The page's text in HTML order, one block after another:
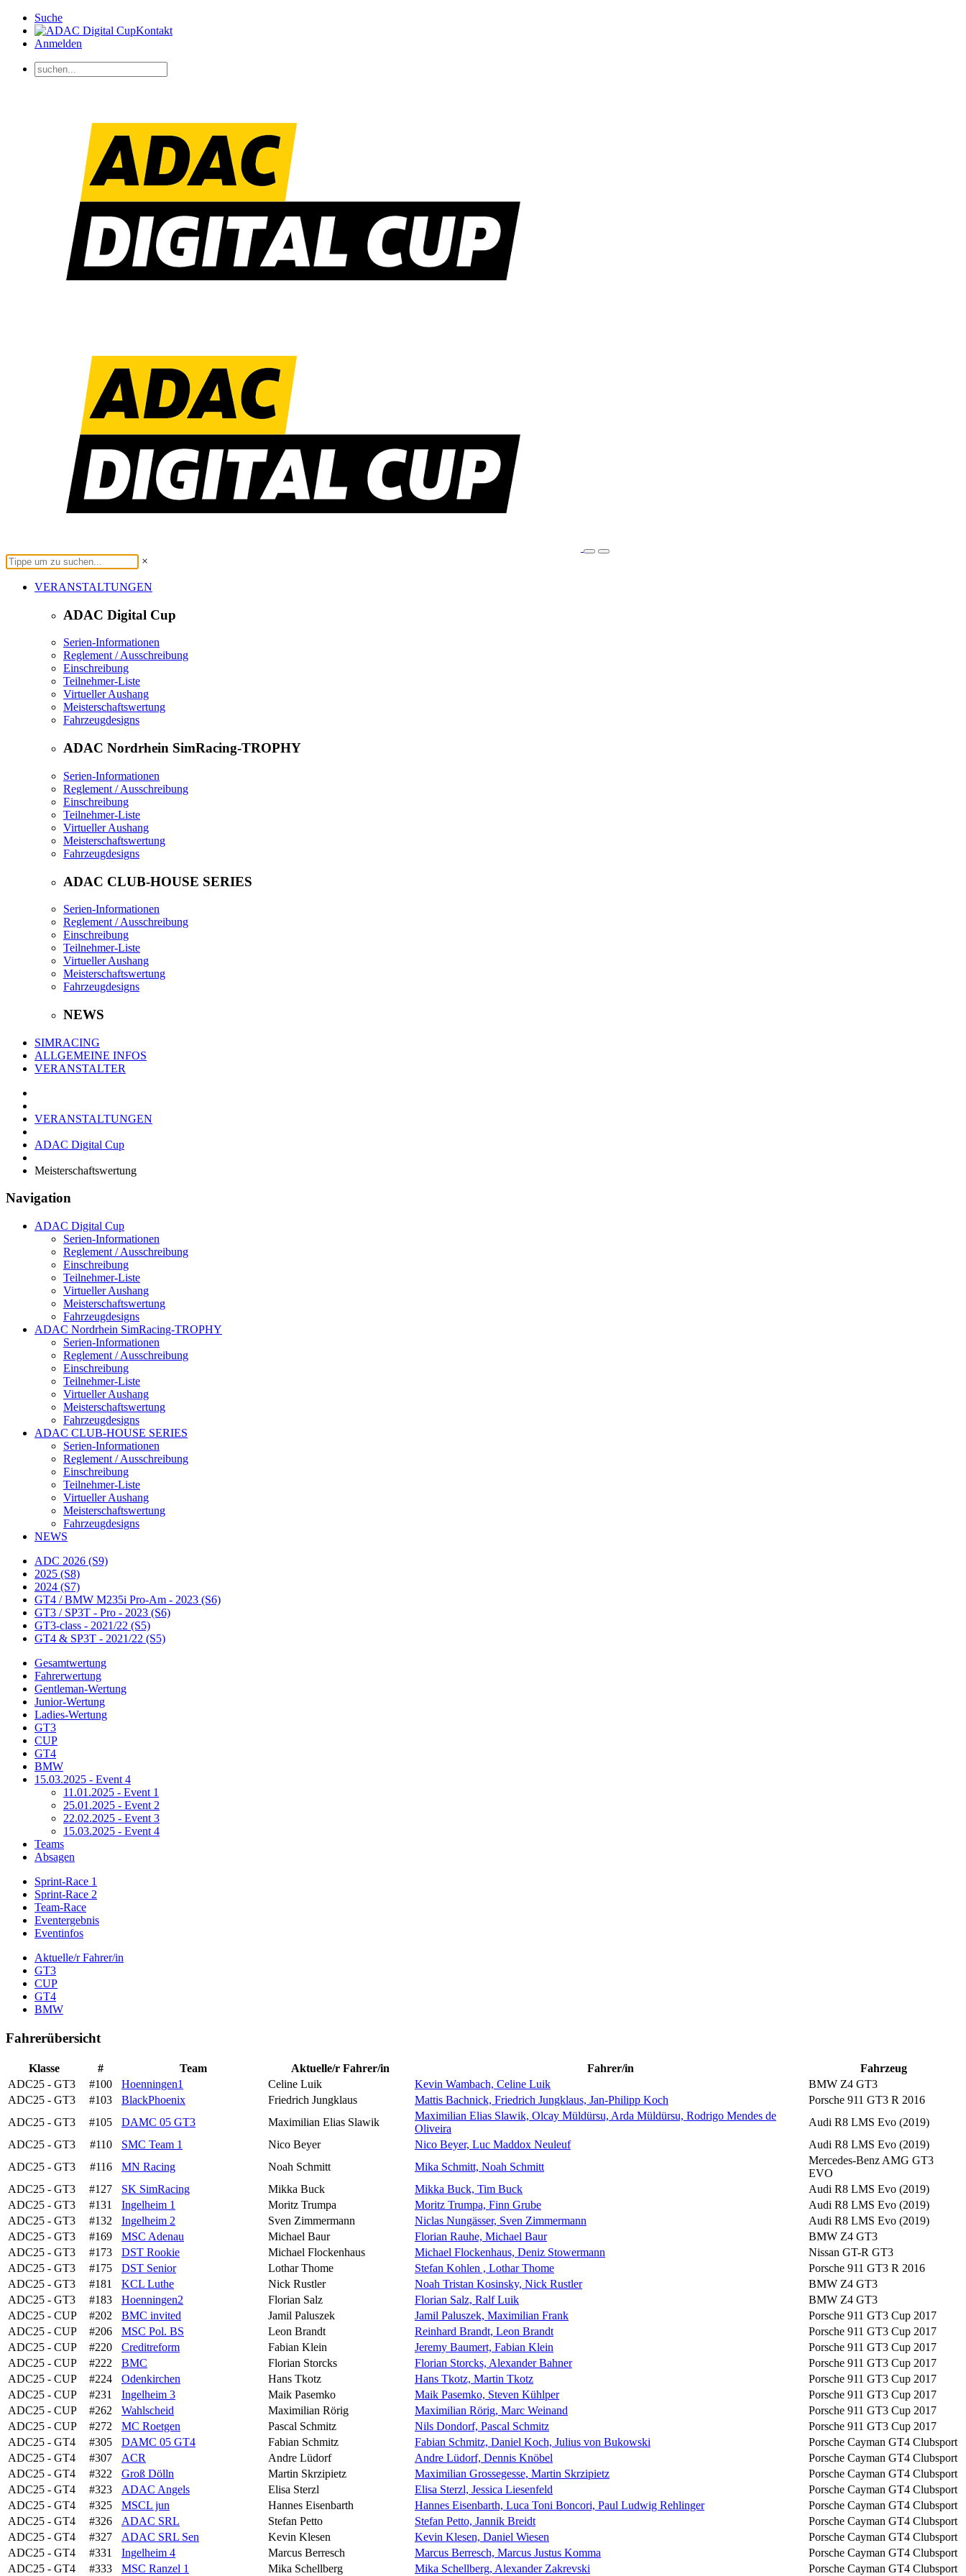
Suche
Kontakt
Anmelden
×
VERANSTALTUNGEN
ADAC Digital Cup
Serien-Informationen
Reglement / Ausschreibung
Einschreibung
Teilnehmer-Liste
Virtueller Aushang
Meisterschaftswertung
Fahrzeugdesigns
ADAC Nordrhein SimRacing-TROPHY
Serien-Informationen
Reglement / Ausschreibung
Einschreibung
Teilnehmer-Liste
Virtueller Aushang
Meisterschaftswertung
Fahrzeugdesigns
ADAC CLUB-HOUSE SERIES
Serien-Informationen
Reglement / Ausschreibung
Einschreibung
Teilnehmer-Liste
Virtueller Aushang
Meisterschaftswertung
Fahrzeugdesigns
NEWS
SIMRACING
ALLGEMEINE INFOS
VERANSTALTER
VERANSTALTUNGEN
ADAC Digital Cup
Meisterschaftswertung
Navigation
ADAC Digital Cup
Serien-Informationen
Reglement / Ausschreibung
Einschreibung
Teilnehmer-Liste
Virtueller Aushang
Meisterschaftswertung
Fahrzeugdesigns
ADAC Nordrhein SimRacing-TROPHY
Serien-Informationen
Reglement / Ausschreibung
Einschreibung
Teilnehmer-Liste
Virtueller Aushang
Meisterschaftswertung
Fahrzeugdesigns
ADAC CLUB-HOUSE SERIES
Serien-Informationen
Reglement / Ausschreibung
Einschreibung
Teilnehmer-Liste
Virtueller Aushang
Meisterschaftswertung
Fahrzeugdesigns
NEWS
ADC 2026 (S9)
2025 (S8)
2024 (S7)
GT4 / BMW M235i Pro-Am - 2023 (S6)
GT3 / SP3T - Pro - 2023 (S6)
GT3-class - 2021/22 (S5)
GT4 & SP3T - 2021/22 (S5)
Gesamtwertung
Fahrerwertung
Gentleman-Wertung
Junior-Wertung
Ladies-Wertung
GT3
CUP
GT4
BMW
15.03.2025 - Event 4
11.01.2025 - Event 1
25.01.2025 - Event 2
22.02.2025 - Event 3
15.03.2025 - Event 4
Teams
Absagen
Sprint-Race 1
Sprint-Race 2
Team-Race
Eventergebnis
Eventinfos
Aktuelle/r Fahrer/in
GT3
CUP
GT4
BMW
Fahrerübersicht
Klasse # Team Aktuelle/r Fahrer/in Fahrer/in
Fahrzeug
ADC25 - GT3
#100 Hoenningen1 Celine Luik Kevin Wambach, Celine Luik
BMW Z4 GT3
ADC25 - GT3
#103 BlackPhoenix Friedrich Jungklaus Mattis Bachnick, Friedrich Jungklaus, Jan-Philipp Koch
Porsche 911 GT3 R 2016
ADC25 - GT3
#105 DAMC 05 GT3 Maximilian Elias Slawik
Maximilian Elias Slawik, Olcay Müldürsu, Arda Müldürsu, Rodrigo Mendes de
Oliveira
Audi R8 LMS Evo (2019)
ADC25 - GT3
#110 SMC Team 1 Nico Beyer Nico Beyer, Luc Maddox Neuleuf
Audi R8 LMS Evo (2019)
ADC25 - GT3
#116 MN Racing Noah Schmitt Mika Schmitt, Noah Schmitt
Mercedes-Benz AMG GT3
EVO
ADC25 - GT3
#127 SK SimRacing Mikka Buck Mikka Buck, Tim Buck
Audi R8 LMS Evo (2019)
ADC25 - GT3
#131 Ingelheim 1 Moritz Trumpa Moritz Trumpa, Finn Grube
Audi R8 LMS Evo (2019)
ADC25 - GT3
#132 Ingelheim 2 Sven Zimmermann Niclas Nungässer, Sven Zimmermann
Audi R8 LMS Evo (2019)
ADC25 - GT3
#169 MSC Adenau Michael Baur Florian Rauhe, Michael Baur
BMW Z4 GT3
ADC25 - GT3
#173 DST Rookie Michael Flockenhaus Michael Flockenhaus, Deniz Stowermann
Nissan GT-R GT3
ADC25 - GT3
#175 DST Senior Lothar Thome Stefan Kohlen , Lothar Thome
Porsche 911 GT3 R 2016
ADC25 - GT3
#181 KCL Luthe Nick Rustler Noah Tristan Kosinsky, Nick Rustler
BMW Z4 GT3
ADC25 - GT3
#183 Hoenningen2 Florian Salz Florian Salz, Ralf Luik
BMW Z4 GT3
ADC25 - CUP
#202 BMC invited Jamil Paluszek Jamil Paluszek, Maximilian Frank
Porsche 911 GT3 Cup 2017
ADC25 - CUP
#206 MSC Pol. BS Leon Brandt Reinhard Brandt, Leon Brandt
Porsche 911 GT3 Cup 2017
ADC25 - CUP
#220 Creditreform Fabian Klein Jeremy Baumert, Fabian Klein
Porsche 911 GT3 Cup 2017
ADC25 - CUP
#222 BMC Florian Storcks Florian Storcks, Alexander Bahner
Porsche 911 GT3 Cup 2017
ADC25 - CUP
#224 Odenkirchen Hans Tkotz Hans Tkotz, Martin Tkotz
Porsche 911 GT3 Cup 2017
ADC25 - CUP
#231 Ingelheim 3 Maik Pasemko Maik Pasemko, Steven Kühlper
Porsche 911 GT3 Cup 2017
ADC25 - CUP
#262 Wahlscheid Maximilian Rörig Maximilian Rörig, Marc Weinand
Porsche 911 GT3 Cup 2017
ADC25 - CUP
#272 MC Roetgen Pascal Schmitz Nils Dondorf, Pascal Schmitz
Porsche 911 GT3 Cup 2017
ADC25 - GT4
#305 DAMC 05 GT4 Fabian Schmitz Fabian Schmitz, Daniel Koch, Julius von Bukowski
Porsche Cayman GT4 Clubsport
ADC25 - GT4
#307 ACR Andre Lüdorf Andre Lüdorf, Dennis Knöbel
Porsche Cayman GT4 Clubsport
ADC25 - GT4
#322 Groß Dölln Martin Skrzipietz Maximilian Grossegesse, Martin Skrzipietz
Porsche Cayman GT4 Clubsport
ADC25 - GT4
#323 ADAC Angels Elisa Sterzl Elisa Sterzl, Jessica Liesenfeld
Porsche Cayman GT4 Clubsport
ADC25 - GT4
#325 MSCL jun Hannes Eisenbarth Hannes Eisenbarth, Luca Toni Boncori, Paul Ludwig Rehlinger
Porsche Cayman GT4 Clubsport
ADC25 - GT4
#326 ADAC SRL Stefan Petto Stefan Petto, Jannik Breidt
Porsche Cayman GT4 Clubsport
ADC25 - GT4
#327 ADAC SRL Sen Kevin Klesen Kevin Klesen, Daniel Wiesen
Porsche Cayman GT4 Clubsport
ADC25 - GT4
#331 Ingelheim 4 Marcus Berresch Marcus Berresch, Marcus Justus Komma
Porsche Cayman GT4 Clubsport
ADC25 - GT4
#333 MSC Ranzel 1 Mika Schellberg Mika Schellberg, Alexander Zakrevski Porsche Cayman GT4 Clubsport